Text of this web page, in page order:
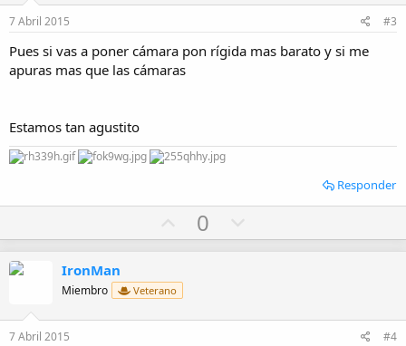
e o
e
7 Abril 2015 #3
Pues si vas a poner cámara pon rígida mas barato y si me
apuras mas que las cámaras
Estamos tan agustito
Responder
U
p
o
t
e
0
o
o
IronMan
Miembro Veterano
7 Abril 2015 #4